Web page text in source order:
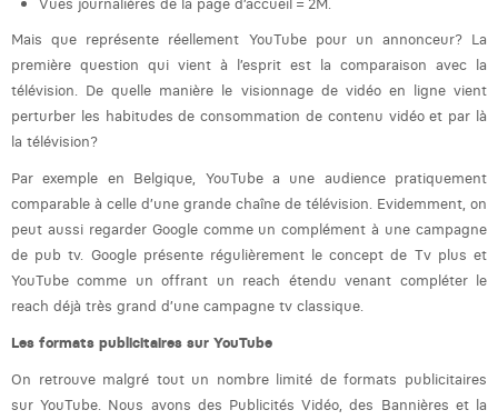
Lisa Protin
Lore Fierens
Lotte Vranckx
Louis Nassogne
Lucas Taels
Manon Houppertz
Margaux Marien
Margaux Snakkers
Mathias Segers
Vues journalières de la page d’accueil = 2M.
Mais que représente réellement YouTube pour un annonceur? La
première question qui vient à l’esprit est la comparaison avec la
télévision. De quelle manière le visionnage de vidéo en ligne vient
perturber les habitudes de consommation de contenu vidéo et par là
la télévision?
Par exemple en Belgique, YouTube a une audience pratiquement
comparable à celle d’une grande chaîne de télévision. Evidemment, on
peut aussi regarder Google comme un complément à une campagne
de pub tv. Google présente régulièrement le concept de Tv plus et
YouTube comme un offrant un reach étendu venant compléter le
reach déjà très grand d’une campagne tv classique.
Les formats publicitaires sur YouTube
On retrouve malgré tout un nombre limité de formats publicitaires
sur YouTube. Nous avons des Publicités Vidéo, des Bannières et la